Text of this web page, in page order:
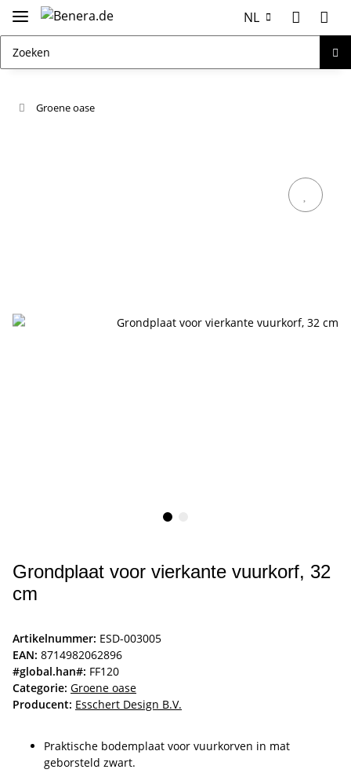
NL
Groene oase
Grondplaat voor vierkante vuurkorf, 32
cm
Artikelnummer: ESD-003005
EAN: 8714982062896
#global.han#: FF120
Categorie: Groene oase
Producent: Esschert Design B.V.
Praktische bodemplaat voor vuurkorven in mat
geborsteld zwart.